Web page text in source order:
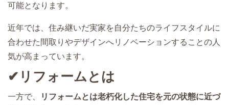
可能となります。
近年では、住み継いだ実家を自分たちのライフスタイルに
合わせた間取りやデザインへリノベーションすることの人
気が高まっています。
✔リフォームとは
一方で、
リフォームとは老朽化した住宅を元の状態に近づ